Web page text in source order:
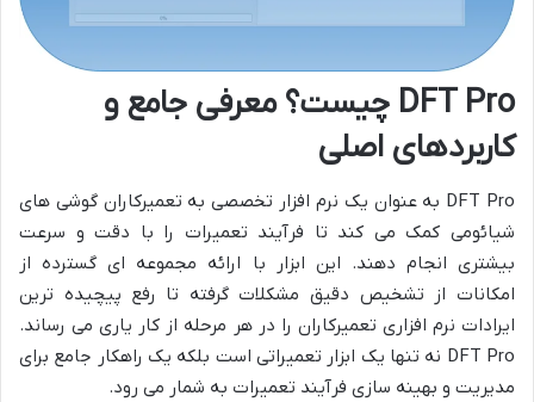
DFT Pro چیست؟ معرفی جامع و
کاربردهای اصلی
DFT Pro به عنوان یک نرم افزار تخصصی به تعمیرکاران گوشی های
شیائومی کمک می کند تا فرآیند تعمیرات را با دقت و سرعت
بیشتری انجام دهند. این ابزار با ارائه مجموعه ای گسترده از
امکانات از تشخیص دقیق مشکلات گرفته تا رفع پیچیده ترین
ایرادات نرم افزاری تعمیرکاران را در هر مرحله از کار یاری می رساند.
DFT Pro نه تنها یک ابزار تعمیراتی است بلکه یک راهکار جامع برای
مدیریت و بهینه سازی فرآیند تعمیرات به شمار می رود.